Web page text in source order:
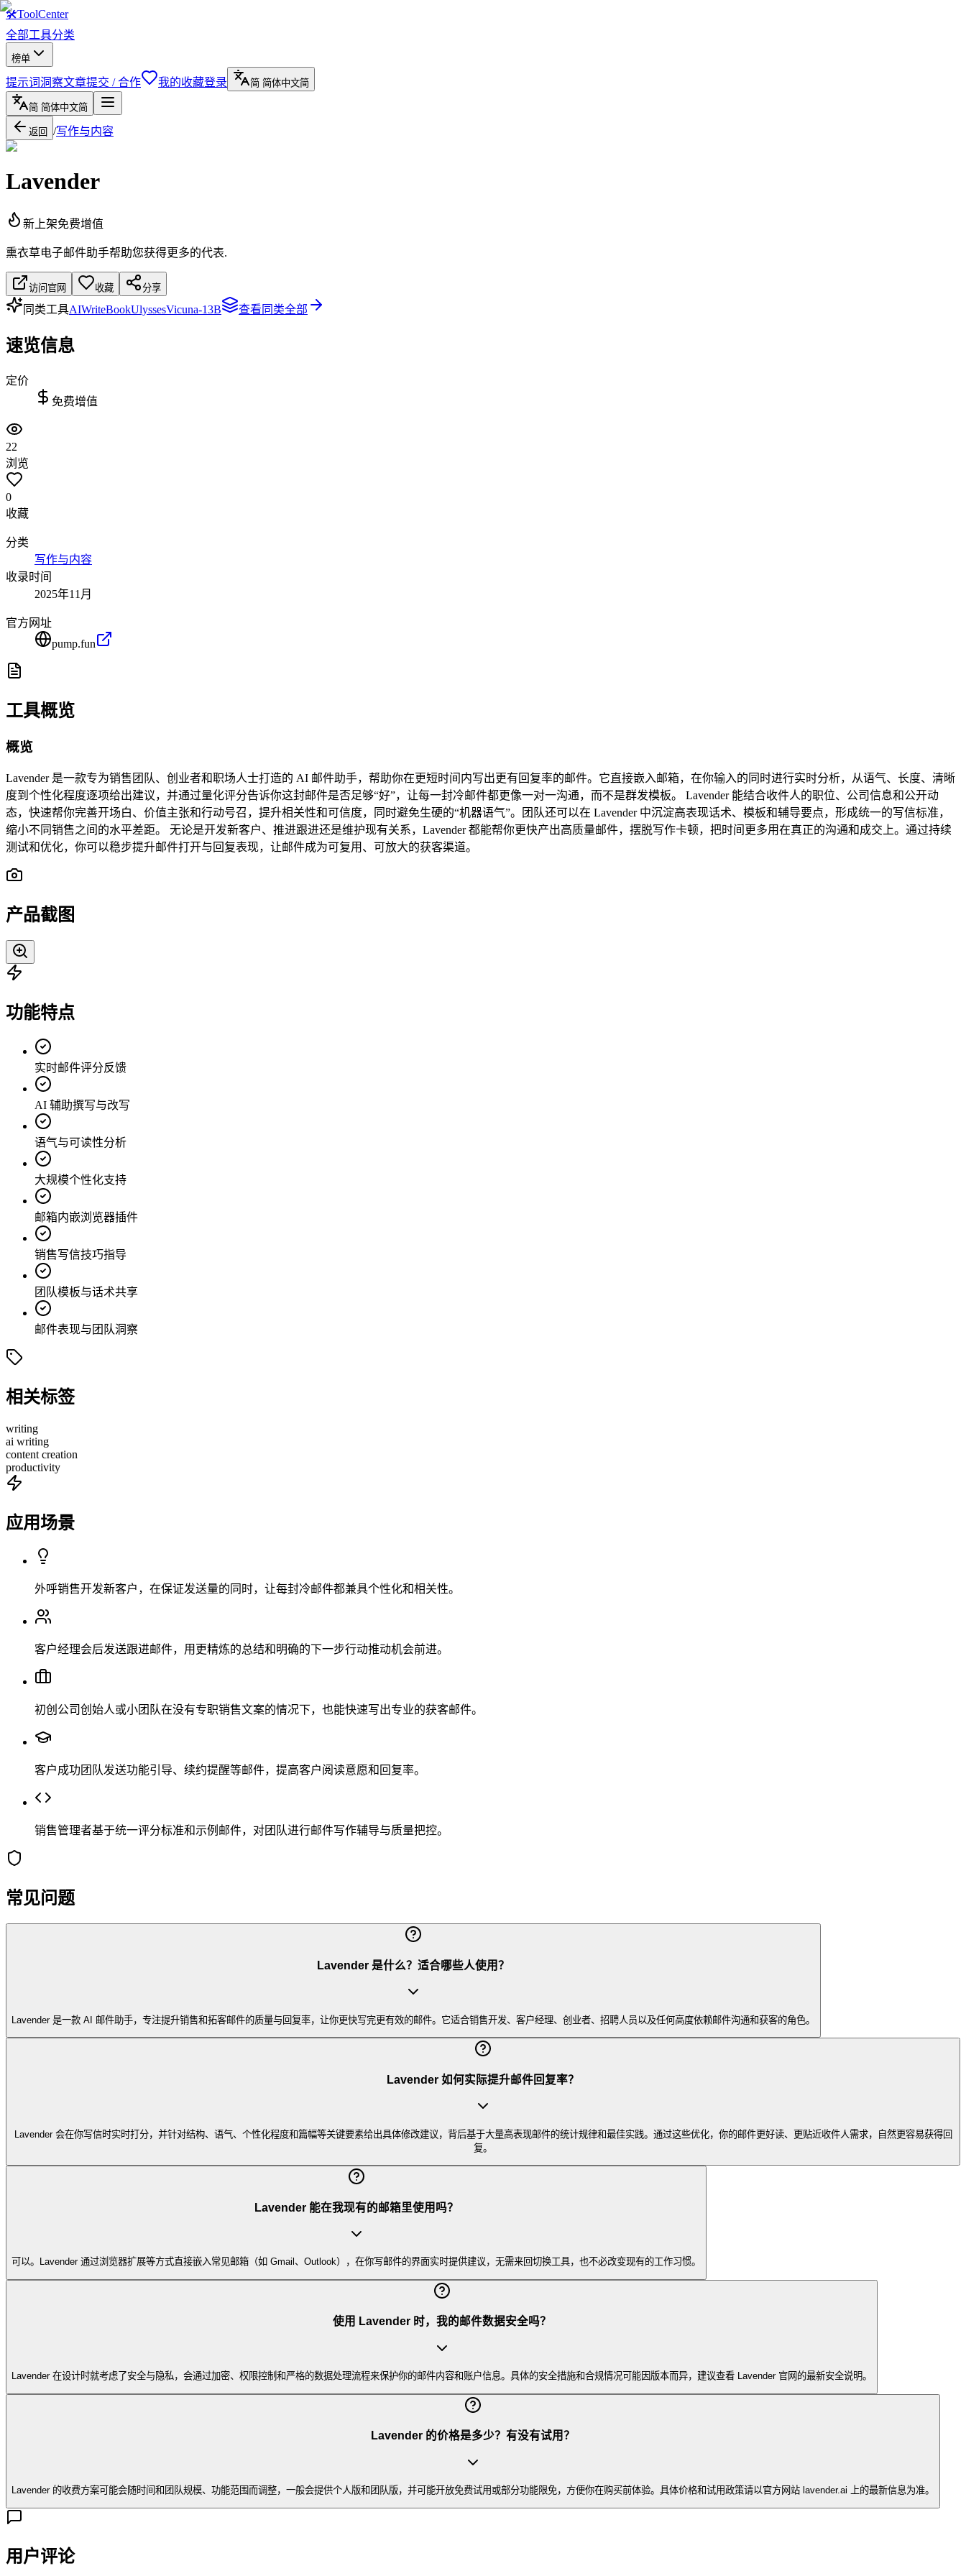
🛠ToolCenter
全部工具分类
榜单
提示词洞察文章提交 / 合作 我的收藏登录 简 简体中文简
简 简体中文简
返回 /写作与内容
Lavender
新上架免费增值
熏衣草电子邮件助手帮助您获得更多的代表.
访问官网 收藏 分享
同类工具AIWriteBookUlyssesVicuna-13B 查看同类全部
速览信息
定价
免费增值
22
浏览
0
收藏
分类
写作与内容
收录时间
2025年11月
官方网址
pump.fun
工具概览
概览
Lavender 是一款专为销售团队、创业者和职场人士打造的 AI 邮件助手，帮助你在更短时间内写出更有回复率的邮件。它直接嵌入邮箱，在你输入的同时进行实时分析，从语气、长度、清晰
度到个性化程度逐项给出建议，并通过量化评分告诉你这封邮件是否足够“好”，让每一封冷邮件都更像一对一沟通，而不是群发模板。 Lavender 能结合收件人的职位、公司信息和公开动
态，快速帮你完善开场白、价值主张和行动号召，提升相关性和可信度，同时避免生硬的“机器语气”。团队还可以在 Lavender 中沉淀高表现话术、模板和辅导要点，形成统一的写信标准，
缩小不同销售之间的水平差距。 无论是开发新客户、推进跟进还是维护现有关系，Lavender 都能帮你更快产出高质量邮件，摆脱写作卡顿，把时间更多用在真正的沟通和成交上。通过持续
测试和优化，你可以稳步提升邮件打开与回复表现，让邮件成为可复用、可放大的获客渠道。
产品截图
功能特点
实时邮件评分反馈
AI 辅助撰写与改写
语气与可读性分析
大规模个性化支持
邮箱内嵌浏览器插件
销售写信技巧指导
团队模板与话术共享
邮件表现与团队洞察
相关标签
writing
ai writing
content creation
productivity
应用场景
外呼销售开发新客户，在保证发送量的同时，让每封冷邮件都兼具个性化和相关性。
客户经理会后发送跟进邮件，用更精炼的总结和明确的下一步行动推动机会前进。
初创公司创始人或小团队在没有专职销售文案的情况下，也能快速写出专业的获客邮件。
客户成功团队发送功能引导、续约提醒等邮件，提高客户阅读意愿和回复率。
销售管理者基于统一评分标准和示例邮件，对团队进行邮件写作辅导与质量把控。
常见问题
Lavender 是什么？适合哪些人使用？
Lavender 是一款 AI 邮件助手，专注提升销售和拓客邮件的质量与回复率，让你更快写完更有效的邮件。它适合销售开发、客户经理、创业者、招聘人员以及任何高度依赖邮件沟通和获客的角色。
Lavender 如何实际提升邮件回复率？
Lavender 会在你写信时实时打分，并针对结构、语气、个性化程度和篇幅等关键要素给出具体修改建议，背后基于大量高表现邮件的统计规律和最佳实践。通过这些优化，你的邮件更好读、更贴近收件人需求，自然更容易获得回
复。
Lavender 能在我现有的邮箱里使用吗？
可以。Lavender 通过浏览器扩展等方式直接嵌入常见邮箱（如 Gmail、Outlook），在你写邮件的界面实时提供建议，无需来回切换工具，也不必改变现有的工作习惯。
使用 Lavender 时，我的邮件数据安全吗？
Lavender 在设计时就考虑了安全与隐私，会通过加密、权限控制和严格的数据处理流程来保护你的邮件内容和账户信息。具体的安全措施和合规情况可能因版本而异，建议查看 Lavender 官网的最新安全说明。
Lavender 的价格是多少？有没有试用？
Lavender 的收费方案可能会随时间和团队规模、功能范围而调整，一般会提供个人版和团队版，并可能开放免费试用或部分功能限免，方便你在购买前体验。具体价格和试用政策请以官方网站 lavender.ai 上的最新信息为准。
用户评论